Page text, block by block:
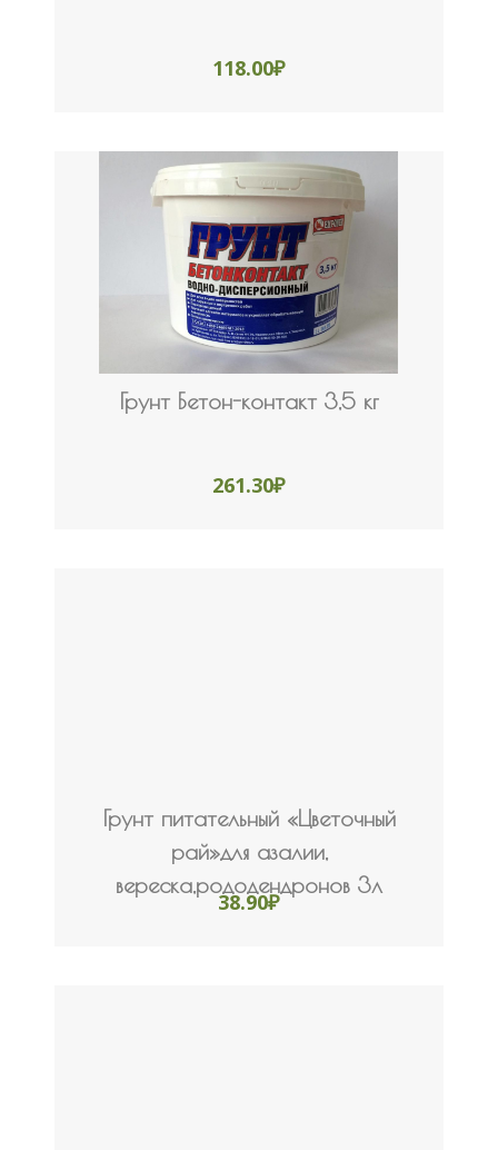
118.00₽
Грунт Бетон-контакт 3,5 кг
261.30₽
Грунт питательный «Цветочный
рай»для азалии,
вереска,рододендронов 3л
38.90₽